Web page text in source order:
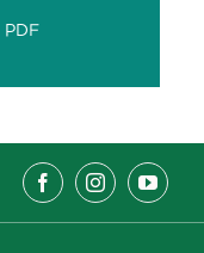
PDF